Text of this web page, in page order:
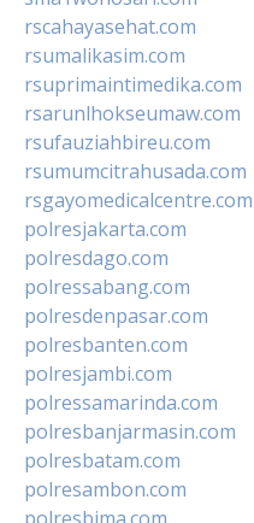
rscahayasehat.com
rsumalikasim.com
rsuprimaintimedika.com
rsarunlhokseumaw.com
rsufauziahbireu.com
rsumumcitrahusada.com
rsgayomedicalcentre.com
polresjakarta.com
polresdago.com
polressabang.com
polresdenpasar.com
polresbanten.com
polresjambi.com
polressamarinda.com
polresbanjarmasin.com
polresbatam.com
polresambon.com
polresbima.com